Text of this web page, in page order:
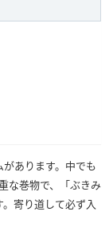
あります。中でも
な巻物で、「ぶきみ
寄り道して必ず入